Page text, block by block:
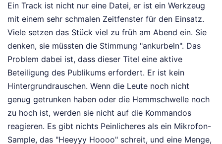
Ein Track ist nicht nur eine Datei, er ist ein Werkzeug
mit einem sehr schmalen Zeitfenster für den Einsatz.
Viele setzen das Stück viel zu früh am Abend ein. Sie
denken, sie müssten die Stimmung "ankurbeln". Das
Problem dabei ist, dass dieser Titel eine aktive
Beteiligung des Publikums erfordert. Er ist kein
Hintergrundrauschen. Wenn die Leute noch nicht
genug getrunken haben oder die Hemmschwelle noch
zu hoch ist, werden sie nicht auf die Kommandos
reagieren. Es gibt nichts Peinlicheres als ein Mikrofon-
Sample, das "Heeyyy Hoooo" schreit, und eine Menge,